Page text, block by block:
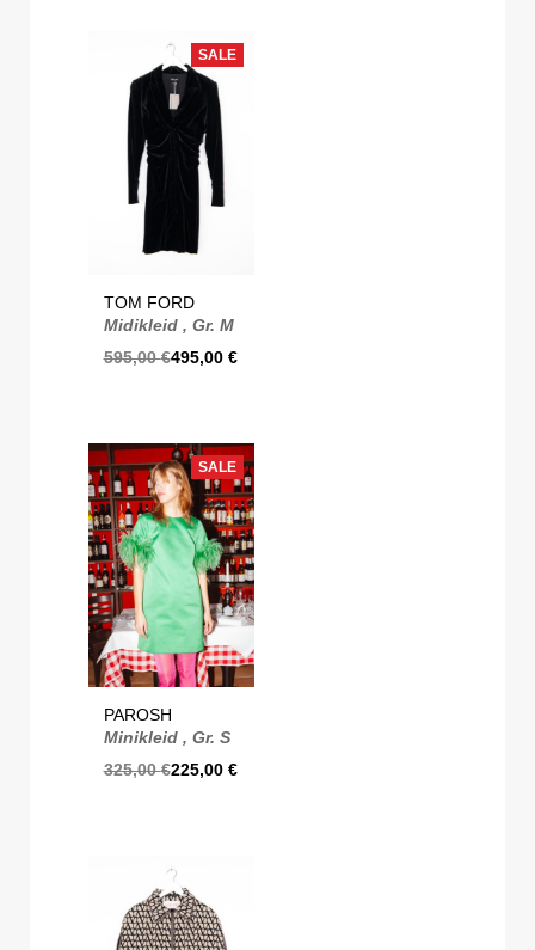
SALE
TOM FORD
Midikleid , Gr. M
595,00€495,00 €
SALE
PAROSH
Minikleid , Gr. S
325,00€225,00 €